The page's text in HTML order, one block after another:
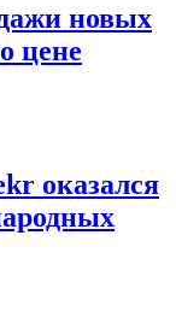
новых
цене
оказался